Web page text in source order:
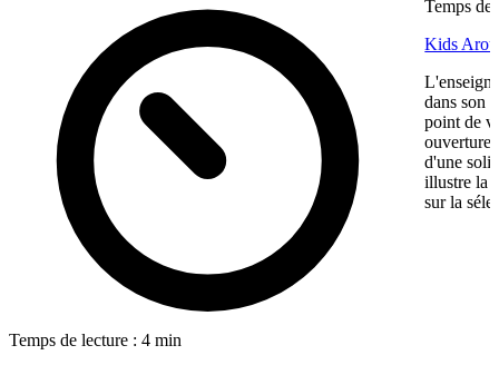
Temps de lecture : 4 min
Temps de
Kids
dans son
point de
ouverture,
d'une
illustre la
sur la